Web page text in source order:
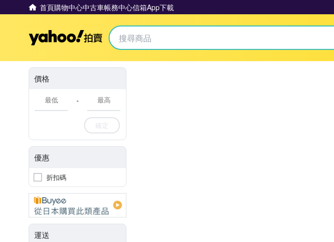
首頁購物中心中古車帳務中心信箱App下載
Yahoo拍賣
價格
-
確定
優惠
折扣碼
運送